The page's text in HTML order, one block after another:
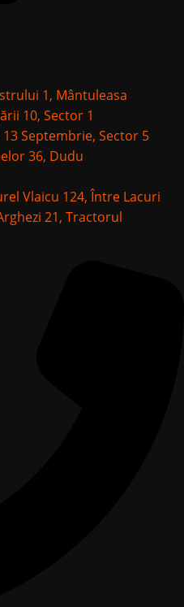
1, Mântuleasa
10, Sector 1
13 Septembrie, Sector 5
36, Dudu
Vlaicu 124, Între Lacuri
21, Tractorul